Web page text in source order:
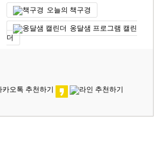
오늘의 책구경
옹달샘 프로그램 캘린
더